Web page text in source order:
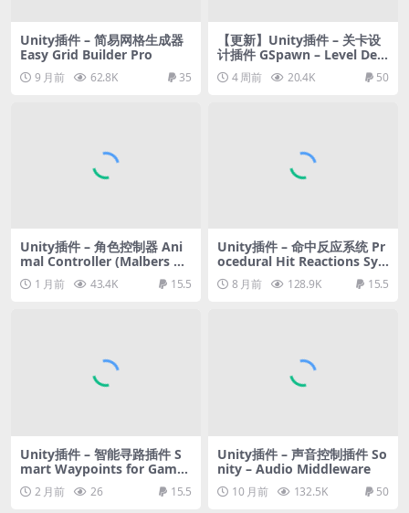
Unity插件 – 简易网格生成器
Easy Grid Builder Pro
9 月前 62.8K 35
【更新】Unity插件 – 关卡设
计插件 GSpawn – Level Desi
gner4 周前 20.4K 50
Unity插件 – 角色控制器 Ani
mal Controller (Malbers Ch
aracter Controller)
1 月前 43.4K 15.5
Unity插件 – 命中反应系统 Pr
ocedural Hit Reactions Sys
tem8 月前 128.9K 15.5
Unity插件 – 智能寻路插件 S
mart Waypoints for Game
Creator 2
2 月前 26 15.5
Unity插件 – 声音控制插件 So
nity – Audio Middleware
10 月前 132.5K 50